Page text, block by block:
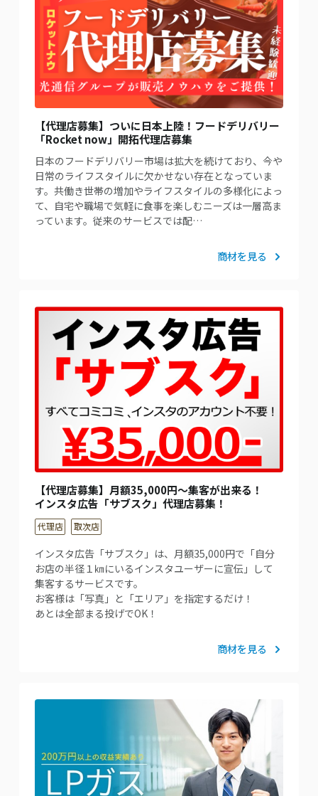
【代理店募集】ついに日本上陸！フードデリバリー
「Rocket now」開拓代理店募集
日本のフードデリバリー市場は拡大を続けており、今や
日常のライフスタイルに欠かせない存在となっていま
す。共働き世帯の増加やライフスタイルの多様化によっ
て、自宅や職場で気軽に食事を楽しむニーズは一層高ま
っています。従来のサービスでは配…
商材を見る
【代理店募集】月額35,000円〜集客が出来る！
インスタ広告「サブスク」代理店募集！
代理店 取次店
インスタ広告「サブスク」は、月額35,000円で「自分
お店の半径１㎞にいるインスタユーザーに宣伝」して
集客するサービスです。
お客様は「写真」と「エリア」を指定するだけ！
あとは全部まる投げでOK！
商材を見る